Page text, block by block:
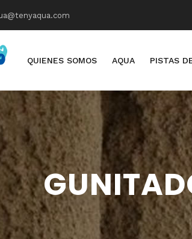
QUIENES SOMOS AQUA PISTAS